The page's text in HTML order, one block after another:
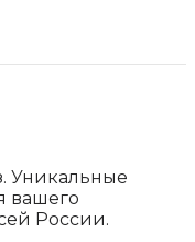
Уникальные
вашего
России.